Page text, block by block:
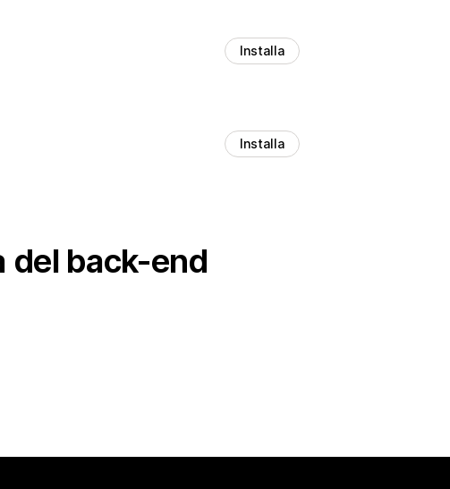
Installa
Installa
del back-end